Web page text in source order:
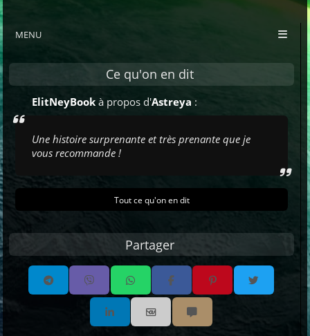
MENU
Ce qu'on en dit
ElitNeyBook à propos d'Astreya :
Une histoire surprenante et très prenante que je
vous recommande !
Tout ce qu'on en dit
Partager
Partager par email